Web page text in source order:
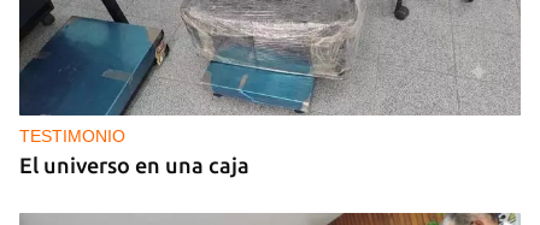
TESTIMONIO
El universo en una caja